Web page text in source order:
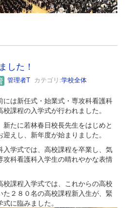
した！
管理者T カテゴリ:学校全体
は新任式・始業式・専攻科看護科
課程の入学式が行われました。
たに若林春日校長先生をはじめと
えし、新年度が始まりました。
学式では、高校課程を卒業し、気
攻科看護科入学生の晴れやかな表情
校課程入学式では、これからの高校
２８０名の高校課程新入生が、緊
に臨みました。